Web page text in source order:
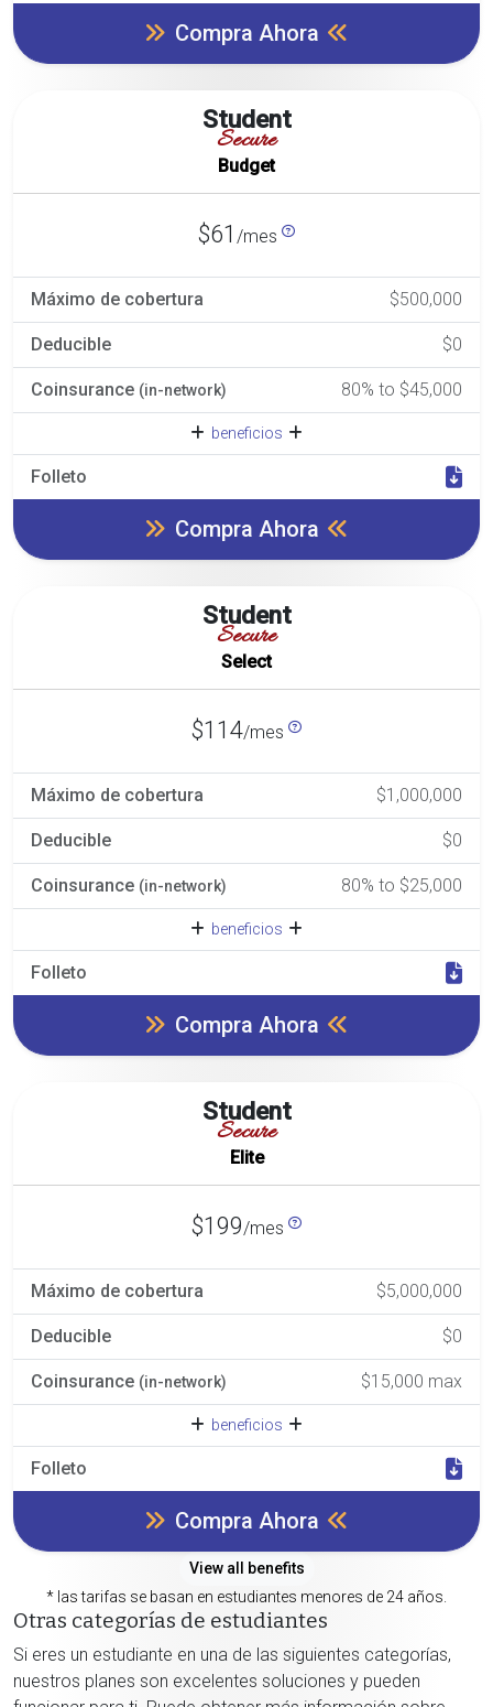
Compra Ahora
Student
Secure
Budget
$61 /mes
Máximo de cobertura $500,000
Deducible $0
Coinsurance (in-network) 80% to $45,000
beneficios
Folleto
Compra Ahora
Student
Secure
Select
$114/mes
Máximo de cobertura $1,000,000
Deducible $0
Coinsurance (in-network) 80% to $25,000
beneficios
Folleto
Compra Ahora
Student
Secure
Elite
$199/mes
Máximo de cobertura $5,000,000
Deducible $0
Coinsurance (in-network) $15,000 max
beneficios
Folleto
Compra Ahora
View all benefits
* las tarifas se basan en estudiantes menores de 24 años.
Otras categorías de estudiantes
Si eres un estudiante en una de las siguientes categorías,
nuestros planes son excelentes soluciones y pueden